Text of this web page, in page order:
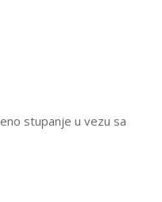
stupanje u vezu sa